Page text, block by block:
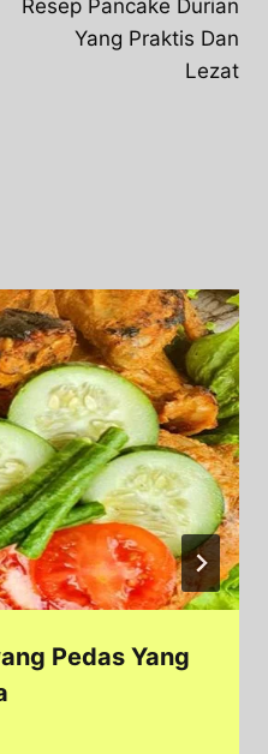
Resep Pancake Durian
Yang Praktis Dan
Lezat
Pedas Yang